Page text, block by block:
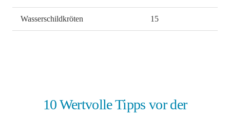
Wasserschildkröten 15
10 Wertvolle Tipps vor der